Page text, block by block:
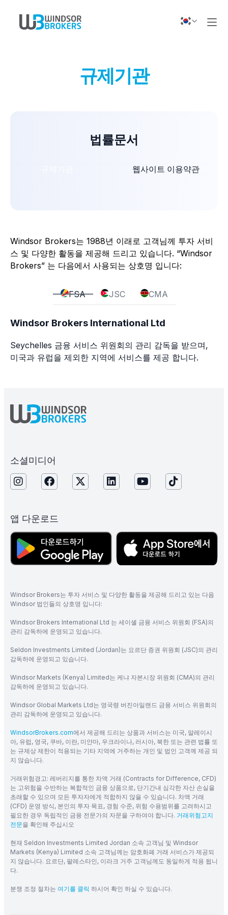
규제기관
법률문서
웹사이트 이용약관
Windsor Brokers는 1988년 이래로 고객님께 투자 서비
스 및 다양한 활동을 제공해 드리고 있습니다. “Windsor
Brokers” 는 다음에서 사용되는 상호명 입니다:
FSA JSC CMA
Windsor Brokers International Ltd
Seychelles 금융 서비스 위원회의 관리 감독을 받으며,
미국과 유럽을 제외한 지역에 서비스를 제공 합니다.
소셜미디어
앱 다운로드
Windsor Brokers는 투자 서비스 및 다양한 활동을 제공해 드리고 있는 다음
Windsor 법인들의 상호명 입니다:
Windsor Brokers International Ltd 는 세이셸 금융 서비스 위원회 (FSA)의
관리 감독하에 운영되고 있습니다.
Seldon Investments Limited (Jordan)는 요르단 증권 위원회 (JSC)의 관리
감독하에 운영되고 있습니다.
Windsor Markets (Kenya) Limited는 케냐 자본시장 위원회 (CMA)의 관리
감독하에 운영되고 있습니다.
Windsor Global Markets Ltd는 영국령 버진아일랜드 금융 서비스 위원회의
관리 감독하에 운영되고 있습니다.
WindsorBrokers.com에서 제공해 드리는 상품과 서비스는 미국, 말레이시
아, 유럽, 영국, 쿠바, 이란, 미얀마, 우크라이나, 러시아, 북한 또는 관련 법률 또
는 규제상 제한이 적용되는 기타 지역에 거주하는 개인 및 법인 고객께 제공 되
지 않습니다.
거래위험경고: 레버리지를 통한 차액 거래 (Contracts for Difference, CFD)
는 고위험을 수반하는 복합적인 금융 상품으로, 단기간내 심각한 자산 손실을
초래할 수 있으며 모든 투자자에게 적합하지 않을 수 있습니다. 차액 거래
(CFD) 운영 방식, 본인의 투자 목표, 경험 수준, 위험 수용범위를 고려하시고
필요한 경우 독립적인 금융 전문가의 자문을 구하여야 합니다. 거래위험고지
전문을 확인해 주십시오
현재 Seldon Investments Limited Jordan 소속 고객님 및 Windsor
Markets (Kenya) Limited 소속 고객님께는 암호화폐 거래 서비스가 제공되
지 않습니다. 요르단, 팔레스타인, 이라크 거주 고객님께도 동일하게 적용 됩니
다.
분쟁 조정 절차는 여기를 클릭 하시어 확인 하실 수 있습니다.